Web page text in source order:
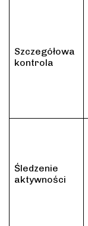
Szczegółowa
kontrola
Śledzenie
aktywności